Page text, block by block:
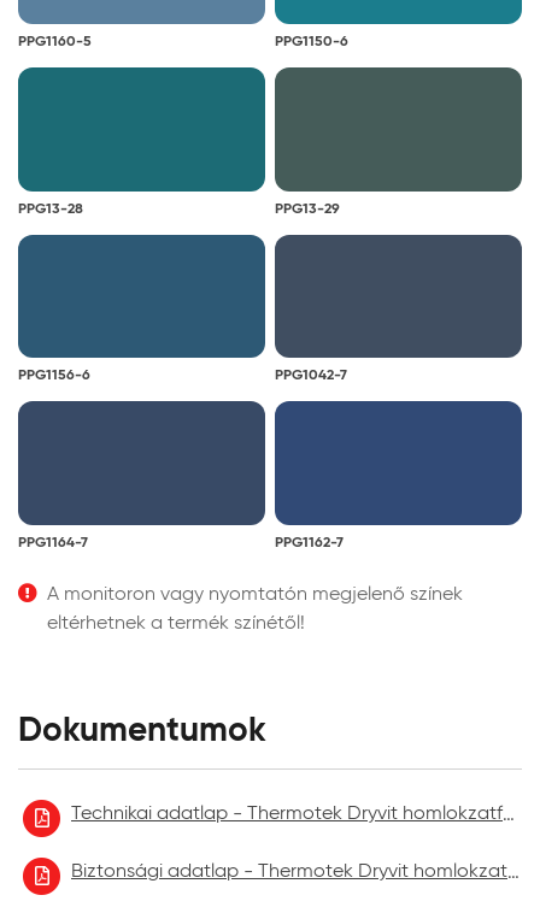
PPG1160-5 PPG1150-6
PPG13-28 PPG13-29
PPG1156-6 PPG1042-7
PPG1164-7 PPG1162-7
A monitoron vagy nyomtatón megjelenő színek
eltérhetnek a termék színétől!
Dokumentumok
Technikai adatlap - Thermotek Dryvit homlokzatfelújító festék
Biztonsági adatlap - Thermotek Dryvit homlokzatfelújító festék 2021.09.